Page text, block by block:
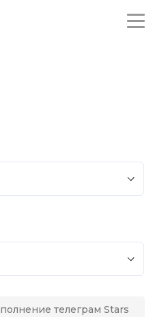
телеграм Stars